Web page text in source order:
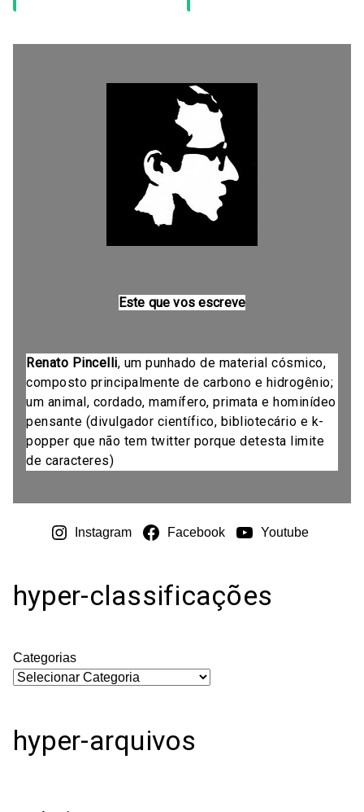
Este que vos escreve
Renato Pincelli, um punhado de material cósmico,
composto principalmente de carbono e hidrogênio;
um animal, cordado, mamífero, primata e hominídeo
pensante (divulgador científico, bibliotecário e k-
popper que não tem twitter porque detesta limite
de caracteres)
Instagram Facebook Youtube
hyper-classificações
Categorias
hyper-arquivos